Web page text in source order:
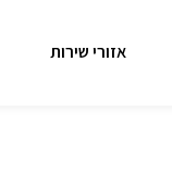
אזורי שירות